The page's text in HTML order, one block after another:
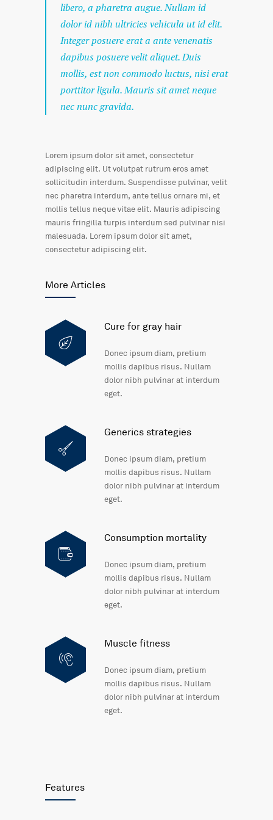
libero, a pharetra augue. Nullam id
dolor id nibh ultricies vehicula ut id elit.
Integer posuere erat a ante venenatis
dapibus posuere velit aliquet. Duis
mollis, est non commodo luctus, nisi erat
porttitor ligula. Mauris sit amet neque
nec nunc gravida.
Lorem ipsum dolor sit amet, consectetur
adipiscing elit. Ut volutpat rutrum eros amet
sollicitudin interdum. Suspendisse pulvinar, velit
nec pharetra interdum, ante tellus ornare mi, et
mollis tellus neque vitae elit. Mauris adipiscing
mauris fringilla turpis interdum sed pulvinar nisi
malesuada. Lorem ipsum dolor sit amet,
consectetur adipiscing elit.
More Articles
Cure for gray hair
Donec ipsum diam, pretium
mollis dapibus risus. Nullam
dolor nibh pulvinar at interdum
eget.
Generics strategies
Donec ipsum diam, pretium
mollis dapibus risus. Nullam
dolor nibh pulvinar at interdum
eget.
Consumption mortality
Donec ipsum diam, pretium
mollis dapibus risus. Nullam
dolor nibh pulvinar at interdum
eget.
Muscle fitness
Donec ipsum diam, pretium
mollis dapibus risus. Nullam
dolor nibh pulvinar at interdum
eget.
Features